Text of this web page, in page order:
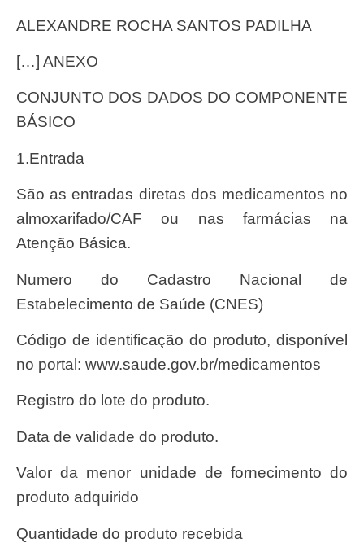
ALEXANDRE ROCHA SANTOS PADILHA
[…] ANEXO
CONJUNTO DOS DADOS DO COMPONENTE
BÁSICO
1.Entrada
São as entradas diretas dos medicamentos no
almoxarifado/CAF ou nas farmácias na
Atenção Básica.
Numero do Cadastro Nacional de
Estabelecimento de Saúde (CNES)
Código de identificação do produto, disponível
no portal: www.saude.gov.br/medicamentos
Registro do lote do produto.
Data de validade do produto.
Valor da menor unidade de fornecimento do
produto adquirido
Quantidade do produto recebida